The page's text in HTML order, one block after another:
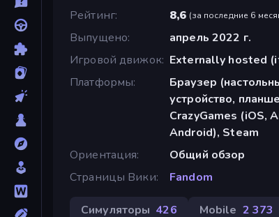
Рейтинг
8,6 (за последние 6
Выпущено
апрель 2022 г.
Игровой движок Externally hosted
Платформы
Браузер
устройство,
CrazyGames (iOS,
Android), Steam
Ориентация
Общий обзор
Страницы Вики
Fandom
Симуляторы 426 Mobile 2 373